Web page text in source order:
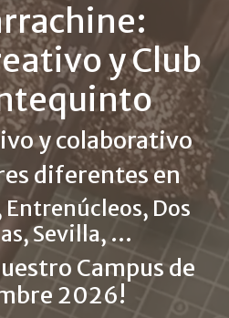
y Club
y colaborativo
diferentes en
Dos
Sevilla, ...
Campus de
2026!